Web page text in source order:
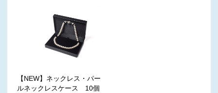
【NEW】ネックレス・パー
ルネックレスケース 10個